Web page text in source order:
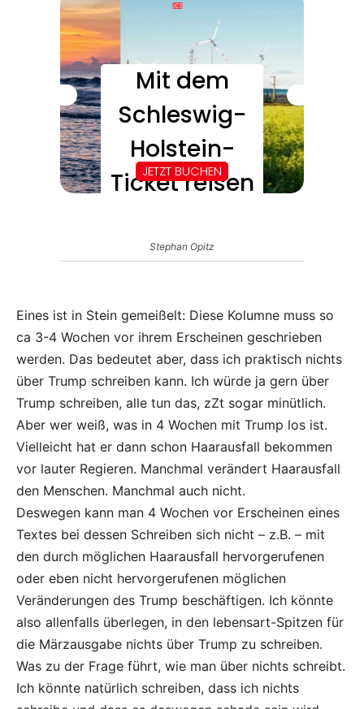
Stephan Opitz
Eines ist in Stein gemeißelt: Diese Kolumne muss so
ca 3-4 Wochen vor ihrem Erscheinen geschrieben
werden. Das bedeutet aber, dass ich praktisch nichts
über Trump schreiben kann. Ich würde ja gern über
Trump schreiben, alle tun das, zZt sogar minütlich.
Aber wer weiß, was in 4 Wochen mit Trump los ist.
Vielleicht hat er dann schon Haarausfall bekommen
vor lauter Regieren. Manchmal verändert Haarausfall
den Menschen. Manchmal auch nicht.
Deswegen kann man 4 Wochen vor Erscheinen eines
Textes bei dessen Schreiben sich nicht – z.B. – mit
den durch möglichen Haarausfall hervorgerufenen
oder eben nicht hervorgerufenen möglichen
Veränderungen des Trump beschäftigen. Ich könnte
also allenfalls überlegen, in den lebensart-Spitzen für
die Märzausgabe nichts über Trump zu schreiben.
Was zu der Frage führt, wie man über nichts schreibt.
Ich könnte natürlich schreiben, dass ich nichts